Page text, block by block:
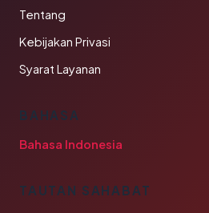
Tentang
Kebijakan Privasi
Syarat Layanan
BAHASA
Bahasa Indonesia
TAUTAN SAHABAT